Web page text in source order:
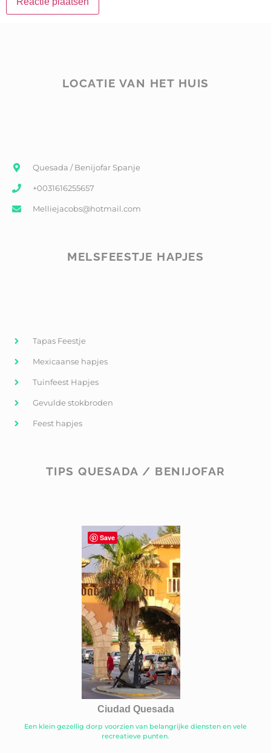
LOCATIE VAN HET HUIS
Quesada / Benijofar Spanje
+0031616255657
Melliejacobs@hotmail.com
MELSFEESTJE HAPJES
Tapas Feestje
Mexicaanse hapjes
Tuinfeest Hapjes
Gevulde stokbroden
Feest hapjes
TIPS QUESADA / BENIJOFAR
Ciudad Quesada
Een klein gezellig dorp voorzien van belangrijke diensten en vele
recreatieve punten.
Save